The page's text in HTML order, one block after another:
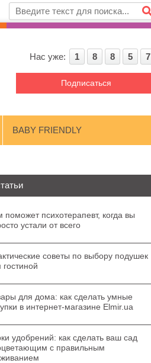
Нас уже: 1 8 8 5 7
Подписаться
BABY FRIENDLY
поможет психотерапевт, когда вы
устали от всего
советы по выбору подушек
гостиной
для дома: как сделать умные
в интернет-магазине Elmir.ua
удобрений: как сделать ваш сад
с правильным